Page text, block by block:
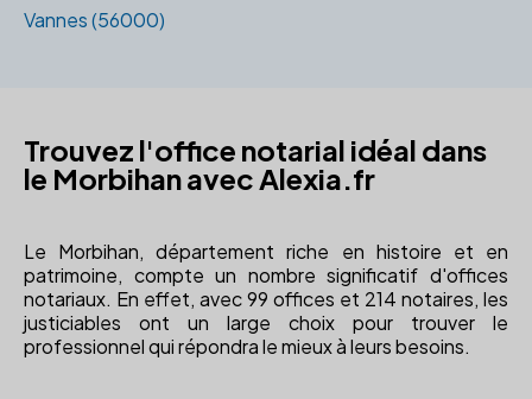
Vannes (56000)
Trouvez l'office notarial idéal dans
le Morbihan avec Alexia.fr
Le Morbihan, département riche en histoire et en
patrimoine, compte un nombre significatif d'offices
notariaux. En effet, avec 99 offices et 214 notaires, les
justiciables ont un large choix pour trouver le
professionnel qui répondra le mieux à leurs besoins.